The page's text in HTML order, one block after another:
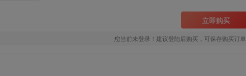
立即购买
您当前未登录！建议登陆后购买，可保存购买订单